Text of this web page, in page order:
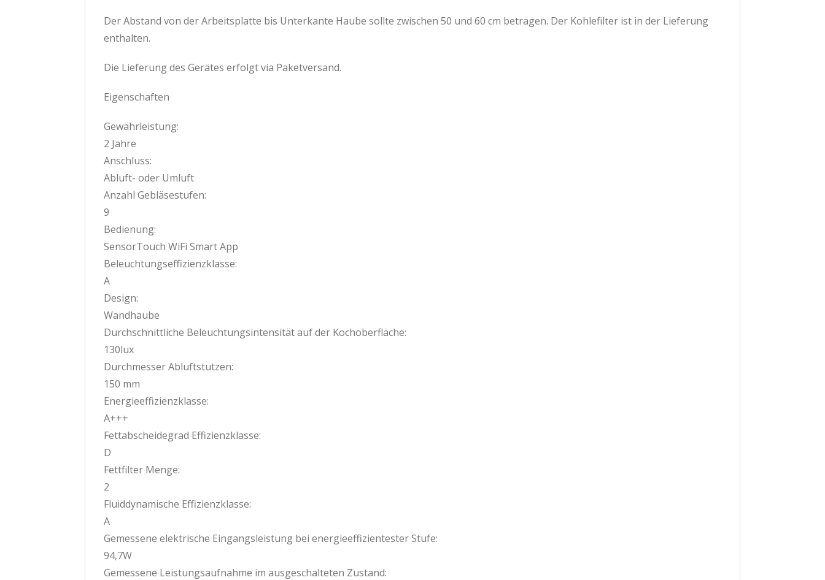
Der Abstand von der Arbeitsplatte bis Unterkante Haube sollte zwischen 50 und 60 cm betragen. Der Kohlefilter ist in der Lieferung
enthalten.
Die Lieferung des Gerätes erfolgt via Paketversand.
Eigenschaften
Gewährleistung:
2 Jahre
Anschluss:
Abluft- oder Umluft
Anzahl Gebläsestufen:
9
Bedienung:
SensorTouch WiFi Smart App
Beleuchtungseffizienzklasse:
A
Design:
Wandhaube
Durchschnittliche Beleuchtungsintensität auf der Kochoberfläche:
130lux
Durchmesser Abluftstutzen:
150 mm
Energieeffizienzklasse:
A+++
Fettabscheidegrad Effizienzklasse:
D
Fettfilter Menge:
2
Fluiddynamische Effizienzklasse:
A
Gemessene elektrische Eingangsleistung bei energieeffizientester Stufe:
94,7W
Gemessene Leistungsaufnahme im ausgeschalteten Zustand: